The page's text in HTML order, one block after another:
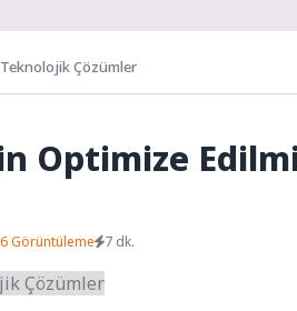
Çözümler
Optimize
Görüntüleme 7 dk.